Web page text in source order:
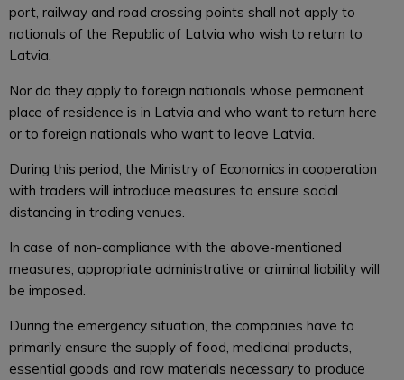
port, railway and road crossing points shall not apply to
nationals of the Republic of Latvia who wish to return to
Latvia.
Nor do they apply to foreign nationals whose permanent
place of residence is in Latvia and who want to return here
or to foreign nationals who want to leave Latvia.
During this period, the Ministry of Economics in cooperation
with traders will introduce measures to ensure social
distancing in trading venues.
In case of non-compliance with the above-mentioned
measures, appropriate administrative or criminal liability will
be imposed.
During the emergency situation, the companies have to
primarily ensure the supply of food, medicinal products,
essential goods and raw materials necessary to produce